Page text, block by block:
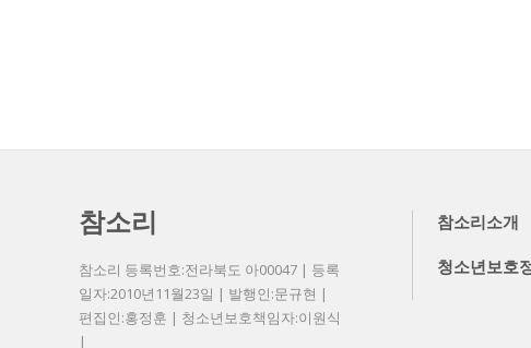
참소리
참소리 등록번호:전라북도 아00047 | 등록
일자:2010년11월23일 | 발행인:문규현 |
편집인:홍정훈 | 청소년보호책임자:이원식
|
참소리소개
청소년보호